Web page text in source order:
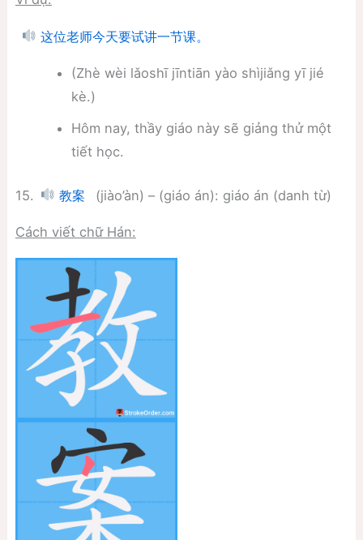
这位老师今天要试讲一节课。
(Zhè wèi lǎoshī jīntiān yào shìjiǎng yī jié
kè.)
Hôm nay, thầy giáo này sẽ giảng thử một
tiết học.
15. 教案 (jiào’àn) – (giáo án): giáo án (danh từ)
Cách viết chữ Hán: